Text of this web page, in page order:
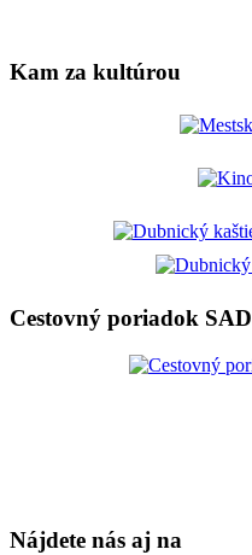
Kam za kultúrou
Cestovný poriadok SAD
Nájdete nás aj na